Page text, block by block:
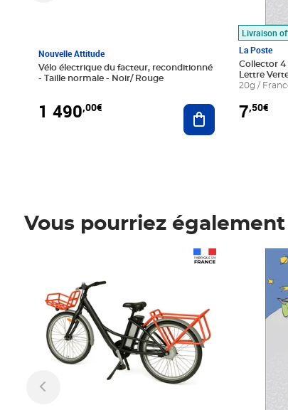
Nouvelle Attitude
Vélo électrique du facteur, reconditionné
- Taille normale - Noir/ Rouge
1 490,00€ Ajouter au panier
Livraison
La Poste
Collector 4
Lettre
20g /
7,50€
Vous pourriez
Prix 7,50€